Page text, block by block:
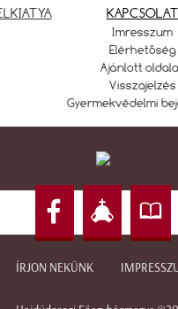
KAPCSOLAT
Imresszum
Elérhetőség
Ajánlott
Visszajelzés
Gyermekvédelmi
ÍRJON NEKÜNK